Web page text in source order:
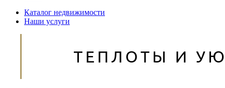
Каталог недвижимости
Наши услуги